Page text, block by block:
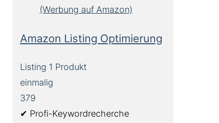
(Werbung auf Amazon)
Amazon Listing Optimierung
Listing 1 Produkt
einmalig
379
✔ Profi-Keywordrecherche